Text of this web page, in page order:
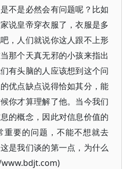
不是必然会有问题呢？比如
说皇帝穿衣服了，衣服是多
，人们就说你这人跟不上形
那个天真无邪的小孩来指出
有头脑的人应该想到这个问
优点缺点说得恰如其分，能
你才算理解了他。当今我们
的概念，因此对信息价值的
重要的问题，不能不想就去
是我们谈的第一点，为什么